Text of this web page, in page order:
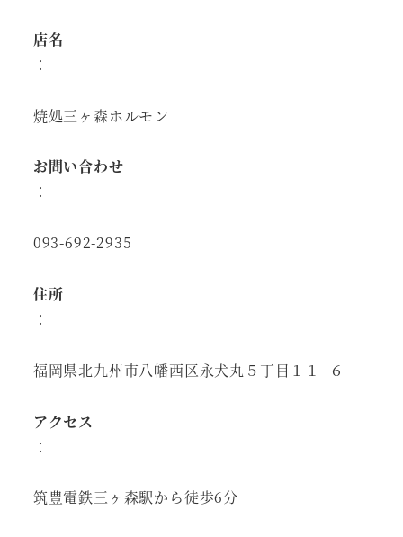
店名
：
焼処三ヶ森ホルモン
お問い合わせ
：
093-692-2935
住所
：
福岡県北九州市八幡西区永犬丸５丁目１１−６
アクセス
：
筑豊電鉄三ヶ森駅から徒歩6分